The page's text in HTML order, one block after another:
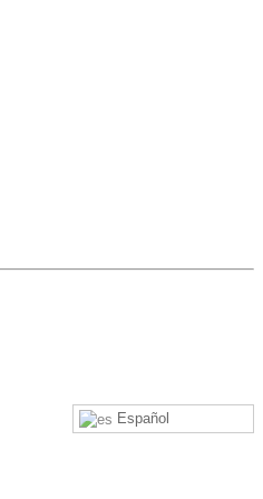
Español